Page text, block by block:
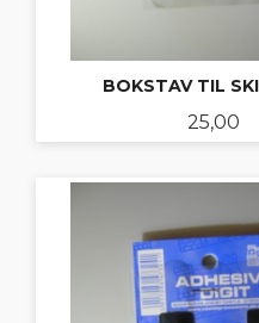
BOKSTAV TIL
Pris
25,00
KJØP